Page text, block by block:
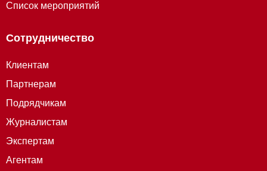
Список мероприятий
Сотрудничество
Клиентам
Партнерам
Подрядчикам
Журналистам
Экспертам
Агентам